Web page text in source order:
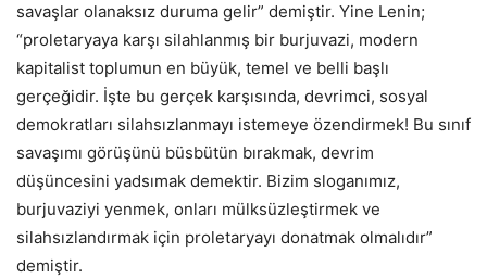
savaşlar olanaksız duruma gelir” demiştir. Yine Lenin;
“proletaryaya karşı silahlanmış bir burjuvazi, modern
kapitalist toplumun en büyük, temel ve belli başlı
gerçeğidir. İşte bu gerçek karşısında, devrimci, sosyal
demokratları silahsızlanmayı istemeye özendirmek! Bu sınıf
savaşımı görüşünü büsbütün bırakmak, devrim
düşüncesini yadsımak demektir. Bizim sloganımız,
burjuvaziyi yenmek, onları mülksüzleştirmek ve
silahsızlandırmak için proletaryayı donatmak olmalıdır”
demiştir.